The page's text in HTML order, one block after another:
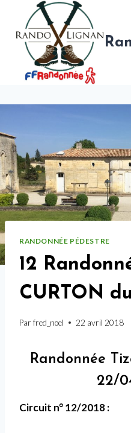
contenu
RANDONNÉE PÉDESTRE
12
CURTON
Par fred_noel 22 avril 2018
Randonnée
22/
Circuit n° 12/2018 :